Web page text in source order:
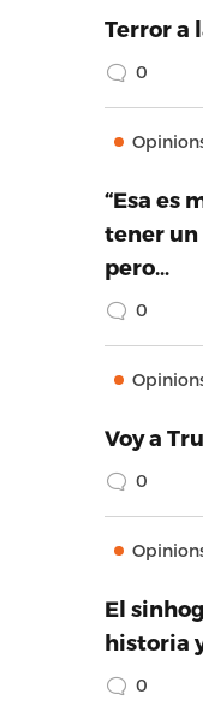
Terror a
0
“Esa es
tener un
pero…
0
Voy a
0
El
historia
0